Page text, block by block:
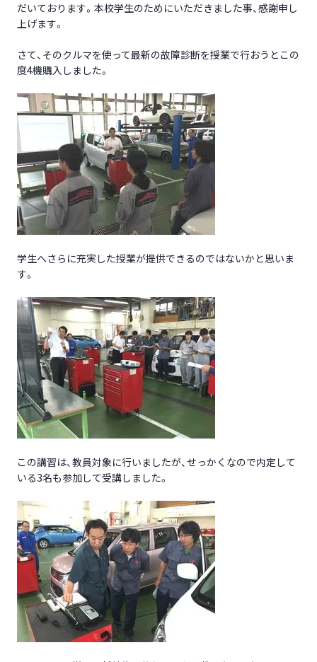
だいております。本校学生のためにいただきました事、感謝申し
上げます。
さて、そのクルマを使って最新の故障診断を授業で行おうとこの
度4機購入しました。
学生へさらに充実した授業が提供できるのではないかと思いま
す。
この講習は、教員対象に行いましたが、せっかくなので内定して
いる3名も参加して受講しました。